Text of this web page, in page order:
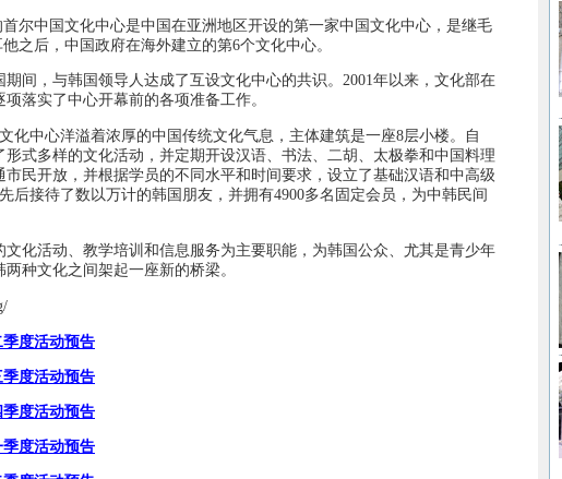
尔中国文化中心是中国在亚洲地区开设的第一家中国文化中心，是继毛
之后，中国政府在海外建立的第6个文化中心。
期间，与韩国领导人达成了互设文化中心的共识。2001年以来，文化部在
落实了中心开幕前的各项准备工作。
化中心洋溢着浓厚的中国传统文化气息，主体建筑是一座8层小楼。自
形式多样的文化活动，并定期开设汉语、书法、二胡、太极拳和中国料理
民开放，并根据学员的不同水平和时间要求，设立了基础汉语和中高级
后接待了数以万计的韩国朋友，并拥有4900多名固定会员，为中韩民间
化活动、教学培训和信息服务为主要职能，为韩国公众、尤其是青少年
种文化之间架起一座新的桥梁。
度活动预告
度活动预告
度活动预告
度活动预告